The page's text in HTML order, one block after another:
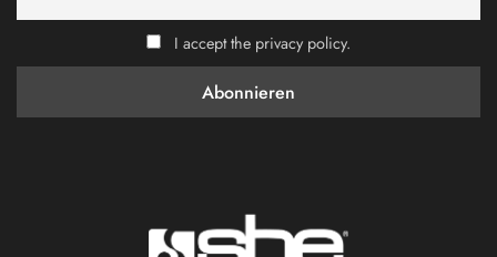
I accept the privacy policy.